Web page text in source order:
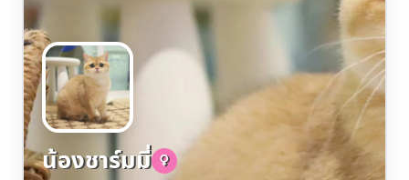
น้องชาร์มมี่